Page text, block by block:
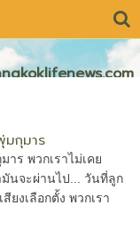
กุมาร
าร พวกเราไม่เคย
นจะผ่านไป... วันที่ลูก
งเลือกตั้ง พวกเรา